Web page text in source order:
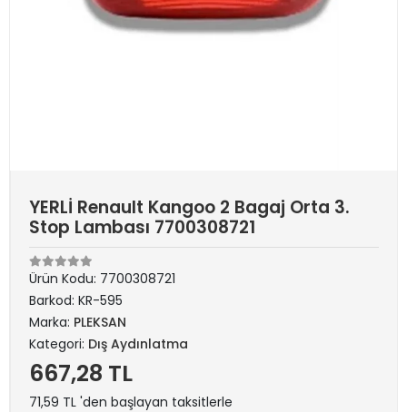
YERLİ Renault Kangoo 2 Bagaj Orta 3.
Stop Lambası 7700308721
Ürün Kodu: 7700308721
Barkod: KR-595
Marka: PLEKSAN
Kategori: Dış Aydınlatma
667,28 TL
71,59 TL 'den başlayan taksitlerle